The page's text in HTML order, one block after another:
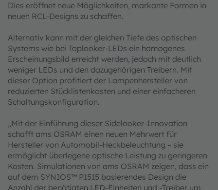
Dies eröffnet neue Möglichkeiten, markante Formen in
neuen RCL-Designs zu schaffen.
Alternativ kann mit der gleichen Tiefe des optischen
Systems wie bei Toplooker-LEDs ein homogenes
Erscheinungsbild erreicht werden, jedoch mit deutlich
weniger LEDs und den dazugehörigen Treibern. Mit
dieser Option profitiert der Lampenhersteller von
reduzierten Stücklistenkosten und einer einfacheren
Schaltungskonfiguration.
„Mit der Einführung dieser Sidelooker-Innovation
schafft ams OSRAM einen neuen Mehrwert für
Hersteller von Automobil-Heckbeleuchtung – sie
ermöglicht überlegene optische Leistung zu geringeren
Kosten. Simulationen von ams OSRAM zeigen, dass ein
auf dem SYNIOS™ P1515 basierendes Design die
Anzahl der benötigten LED-Einheiten und -Treiber um